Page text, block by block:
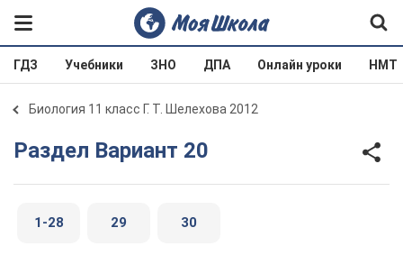
ГДЗ Учебники ЗНО ДПА Онлайн уроки НМТ
Биология 11 класс Г. Т. Шелехова 2012
Раздел Вариант 20
1-28 29 30